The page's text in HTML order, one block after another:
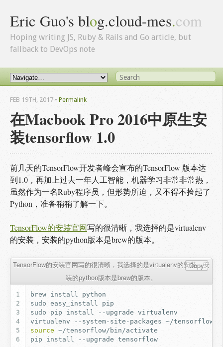
Eric Guo's blog.cloud-mes.com
Hoping writing JS, Ruby & Rails and Go article, but
fallback to DevOps note
在Macbook Pro 2016中原生安
装tensorflow 1.0
FEB 19TH, 2017 • Permalink
前几天的TensorFlow开发者峰会宣布的TensorFlow 版本达
到1.0，再加上过去一年人工智能，机器学习非常非常热，
虽然作为一名Ruby程序员，但形势所迫，又不得不捡起了
Python，准备稍稍了解一下。
TensorFlow的安装官网写的很清晰，我选择的是virtualenv
的安装，安装的python版本是brew的版本。
TensorFlow的安装官网写的很清晰，我选择的是virtualenv的安装，安
装的python版本是brew的版本。
Copy
brew install
sudo
easy_install
sudo
pip install --upgrade
virtualenv
--system-site-packages
source
~/tensorflow/bin/activate
pip
install --upgrade tensorflow